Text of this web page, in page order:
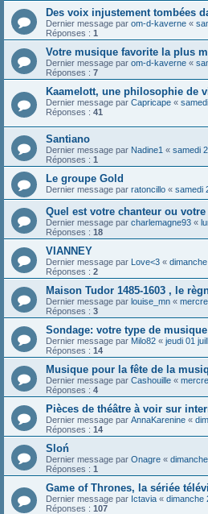
Des voix injustement tombées
Dernier message par om-d-kaverne «
Réponses : 1
Votre musique favorite la plus
Dernier message par om-d-kaverne «
Réponses : 7
Kaamelott, une philosophie de
Dernier message par Capricape «
Réponses : 41
Santiano
Dernier message par Nadine1 « samedi
Réponses : 1
Le groupe Gold
Dernier message par ratoncillo « samedi
Quel est votre chanteur ou votre
Dernier message par charlemagne93 «
Réponses : 18
VIANNEY
Dernier message par Love<3 «
Réponses : 2
Maison Tudor 1485-1603 , le
Dernier message par louise_mn «
Réponses : 3
Sondage: votre type de
Dernier message par Milo82 « jeudi 01
Réponses : 14
Musique pour la fête de la
Dernier message par Cashouille «
Réponses : 4
Pièces de théâtre à voir sur
Dernier message par AnnaKarenine «
Réponses : 14
Sloń
Dernier message par Onagre «
Réponses : 1
Game of Thrones, la sériée
Dernier message par Ictavia « dimanche
Réponses : 107